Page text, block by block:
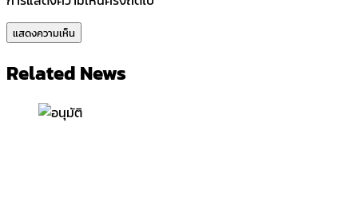
Related News